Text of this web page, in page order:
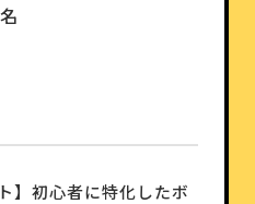
】初心者に特化したボ